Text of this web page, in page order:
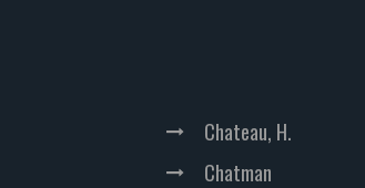
Chateau, H.
Chatman